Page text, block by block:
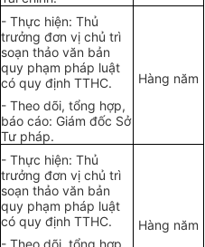
- Thực hiện: Thủ
trưởng đơn vị chủtrì
soạn thảo văn bản
quy phạm pháp luật
có quy định TTHC.
- Theo dõi, tổng hợp,
báo cáo: Giám đốc Sở
Tư pháp.
Hàng năm
- Thực hiện: Thủ
trưởng đơn vị chủ trì
soạn thảo văn bản
quy phạm pháp luật
có quy định TTHC.
- Theo dõi, tổng hợp,
Hàng năm